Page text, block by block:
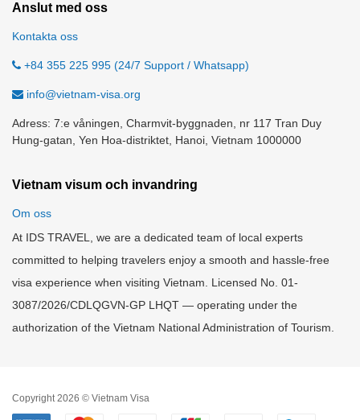
Anslut med oss
Kontakta oss
+84 355 225 995 (24/7 Support / Whatsapp)
info@vietnam-visa.org
Adress: 7:e våningen, Charmvit-byggnaden, nr 117 Tran Duy
Hung-gatan, Yen Hoa-distriktet, Hanoi, Vietnam 1000000
Vietnam visum och invandring
Om oss
At IDS TRAVEL, we are a dedicated team of local experts
committed to helping travelers enjoy a smooth and hassle-free
visa experience when visiting Vietnam. Licensed No. 01-
3087/2026/CDLQGVN-GP LHQT — operating under the
authorization of the Vietnam National Administration of Tourism.
Copyright 2026 © Vietnam Visa